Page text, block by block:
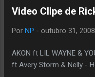
Konvict
Fresh,
cantor,
Video Clipe de
Por NP - outubro 31, 2008
AKON ft LIL WAYNE &
ft Avery Storm & Nelly -